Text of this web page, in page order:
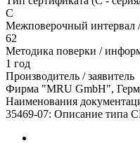
С
Межповерочный интервал
62
Методика поверки /
1 год
Производитель / заявитель
Фирма "MRU GmbH",
Наименования
35469-07: Описание типа